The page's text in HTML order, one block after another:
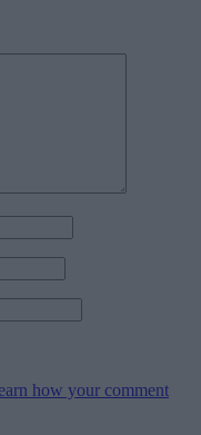
how your comment